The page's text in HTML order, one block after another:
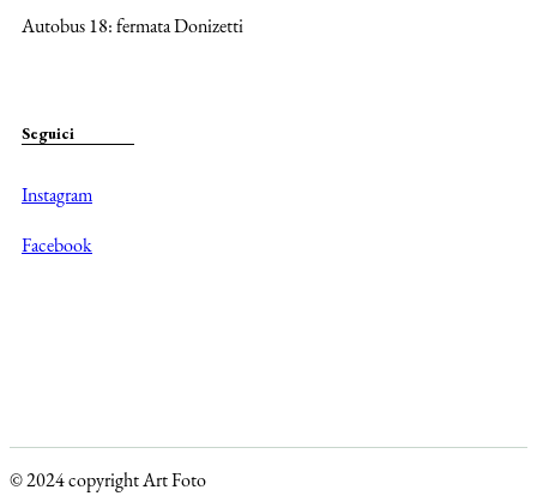
Autobus 18: fermata Donizetti
Seguici
Instagram
Facebook
© 2024 copyright Art Foto